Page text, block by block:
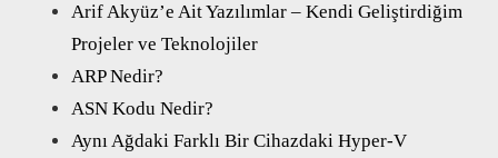
Arif Akyüz’e Ait Yazılımlar – Kendi Geliştirdiğim
Projeler ve Teknolojiler
ARP Nedir?
ASN Kodu Nedir?
Aynı Ağdaki Farklı Bir Cihazdaki Hyper-V